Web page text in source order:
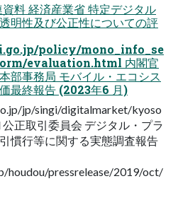
料 経済産業省 特定デジタル
明性及び公正性についての評
policy/mono_info_se
evaluation.html 内閣官
部事務局 モバイル・エコシス
最終報告 (2023年6 月)
jp/singi/digitalmarket/kyoso
正取引委員会 デジタル・プラ
慣行等に関する実態調査報告
houdou/pressrelease/2019/oct/